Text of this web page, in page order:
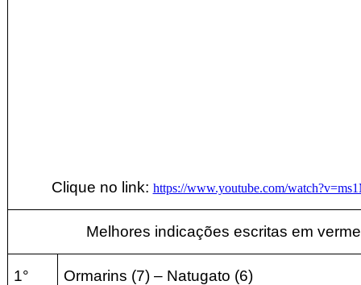
Clique no link: https://www.youtube.com/
Melhores indicações escritas em
1° Ormarins (7) – Natugato (6)